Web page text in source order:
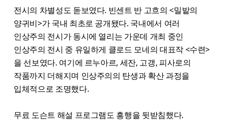
전시의 차별성도 돋보였다. 빈센트 반 고흐의 <밀밭의
양귀비>가 국내 최초로 공개됐다. 국내에서 여러
인상주의 전시가 동시에 열리는 가운데 개최 중인
인상주의 전시 중 유일하게 클로드 모네의 대표작 <수련>
을 선보였다. 여기에 르누아르, 세잔, 고갱, 피사로의
작품까지 더해지며 인상주의의 탄생과 확산 과정을
입체적으로 조명했다.
무료 도슨트 해설 프로그램도 흥행을 뒷받침했다.